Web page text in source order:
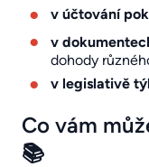
v účtování
v
dohody
v legislativě
Co vám
📚